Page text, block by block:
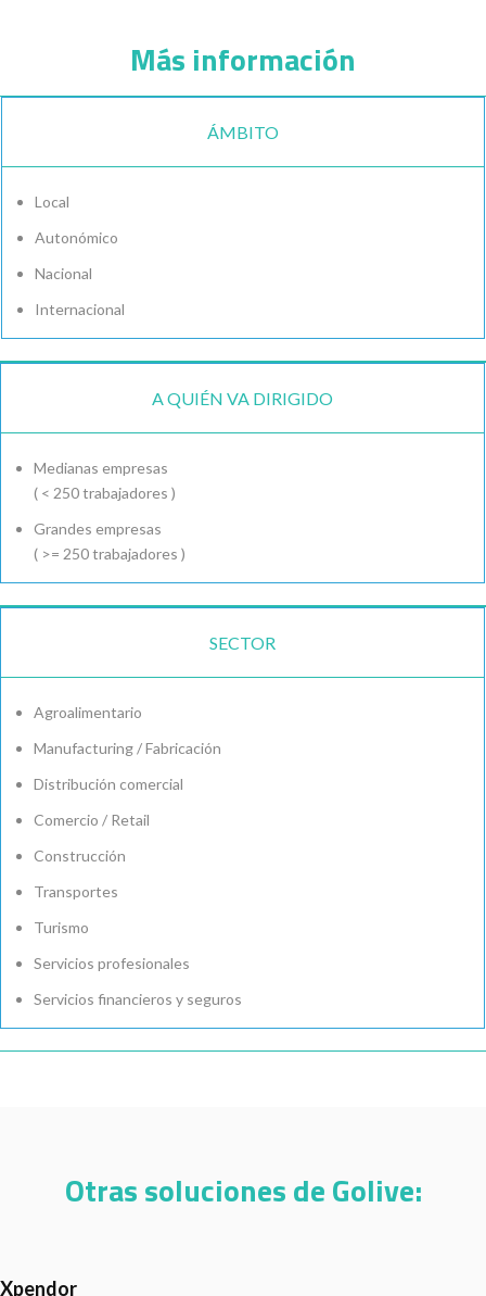
Más información
ÁMBITO
Local
Autonómico
Nacional
Internacional
A QUIÉN VA DIRIGIDO
Medianas empresas
( < 250 trabajadores )
Grandes empresas
( >= 250 trabajadores )
SECTOR
Agroalimentario
Manufacturing / Fabricación
Distribución comercial
Comercio / Retail
Construcción
Transportes
Turismo
Servicios profesionales
Servicios financieros y seguros
Otras soluciones de Golive: